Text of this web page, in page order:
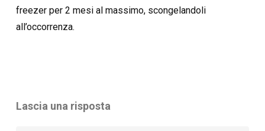
freezer per 2 mesi al massimo, scongelandoli
all’occorrenza.
Lascia una risposta